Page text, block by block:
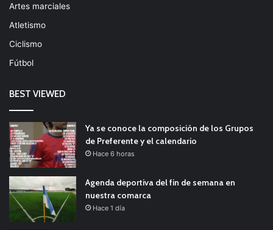
Artes marciales
Atletismo
Ciclismo
Fútbol
BEST VIEWED
Ya se conoce la composición de los Grupos
de Preferente y el calendario
Hace 6 horas
Agenda deportiva del fin de semana en
nuestra comarca
Hace 1 día